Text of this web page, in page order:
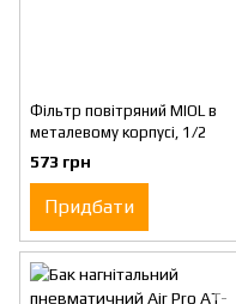
Фільтр повітряний MIOL в
металевому корпусі, 1/2
573 грн
Придбати